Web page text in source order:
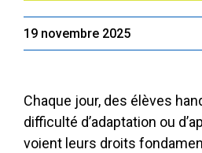
19 novembre 2025
Chaque jour, des élèves
difficulté d’adaptation ou
voient leurs droits